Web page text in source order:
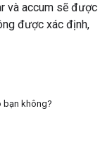
và accum sẽ được
được xác định,
bạn không?